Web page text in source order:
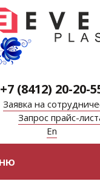
+7 (8412) 20-20-
Заявка на
Запрос прайс-
En